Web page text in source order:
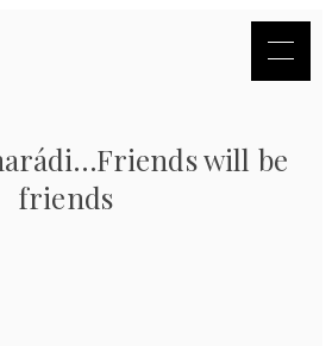
will be
friends